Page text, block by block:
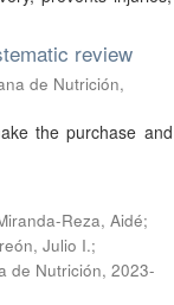
review
de Nutrición,
the purchase and
Reza, Aidé;
Julio I.;
de Nutrición, 2023-